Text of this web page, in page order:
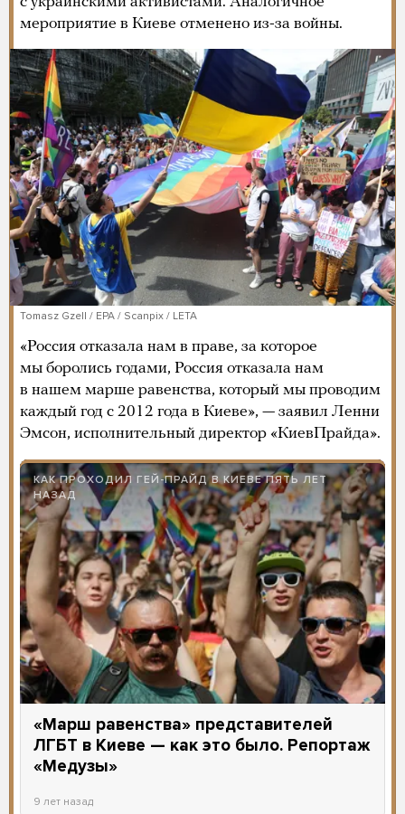
мероприятие в Киеве отменено из-за войны.
Tomasz Gzell / EPA / Scanpix / LETA
«Россия отказала нам в праве, за которое
мы боролись годами, Россия отказала нам
в нашем марше равенства, который мы проводим
каждый год с 2012 года в Киеве», — заявил Ленни
Эмсон, исполнительный директор «КиевПрайда».
КАК ПРОХОДИЛ ГЕЙ-ПРАЙД В КИЕВЕ ПЯТЬ ЛЕТ
НАЗАД
«Марш равенства» представителей
ЛГБТ в Киеве — как это было. Репортаж
«Медузы»
9 лет назад